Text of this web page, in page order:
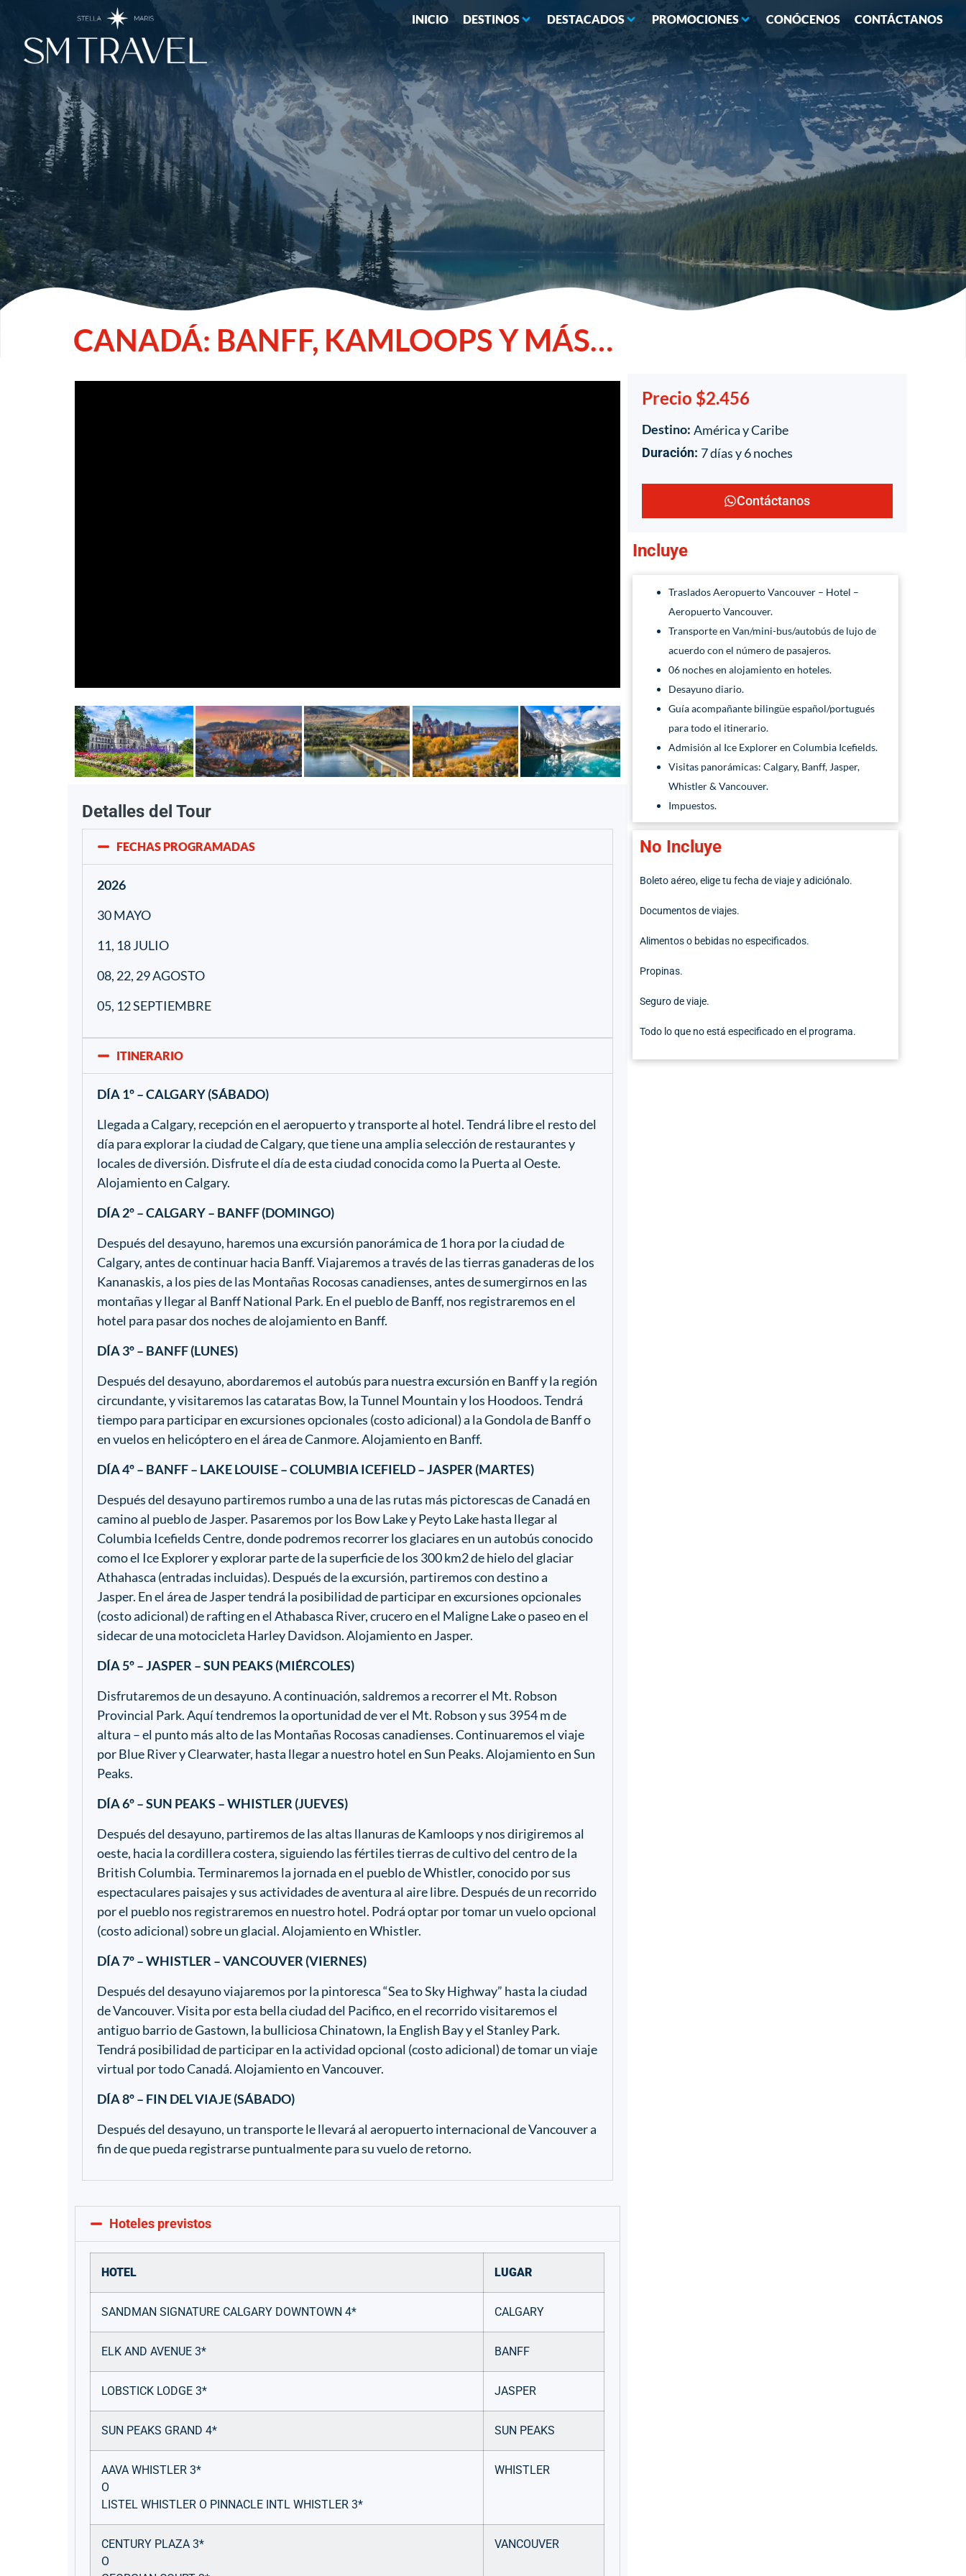
INICIO DESTINOS DESTACADOS PROMOCIONES CONÓCENOS CONTÁCTANOS
CANADÁ: BANFF, KAMLOOPS Y MÁS…
Detalles del Tour
FECHAS PROGRAMADAS
2026
30 MAYO
11, 18 JULIO
08, 22, 29 AGOSTO
05, 12 SEPTIEMBRE
ITINERARIO
DÍA 1º – CALGARY (SÁBADO)
Llegada a Calgary, recepción en el aeropuerto y transporte al hotel. Tendrá libre el resto del
día para explorar la ciudad de Calgary, que tiene una amplia selección de restaurantes y
locales de diversión. Disfrute el día de esta ciudad conocida como la Puerta al Oeste.
Alojamiento en Calgary.
DÍA 2º – CALGARY – BANFF (DOMINGO)
Después del desayuno, haremos una excursión panorámica de 1 hora por la ciudad de
Calgary, antes de continuar hacia Banff. Viajaremos a través de las tierras ganaderas de los
Kananaskis, a los pies de las Montañas Rocosas canadienses, antes de sumergirnos en las
montañas y llegar al Banff National Park. En el pueblo de Banff, nos registraremos en el
hotel para pasar dos noches de alojamiento en Banff.
DÍA 3º – BANFF (LUNES)
Después del desayuno, abordaremos el autobús para nuestra excursión en Banff y la región
circundante, y visitaremos las cataratas Bow, la Tunnel Mountain y los Hoodoos. Tendrá
tiempo para participar en excursiones opcionales (costo adicional) a la Gondola de Banff o
en vuelos en helicóptero en el área de Canmore. Alojamiento en Banff.
DÍA 4º – BANFF – LAKE LOUISE – COLUMBIA ICEFIELD – JASPER (MARTES)
Después del desayuno partiremos rumbo a una de las rutas más pictorescas de Canadá en
camino al pueblo de Jasper. Pasaremos por los Bow Lake y Peyto Lake hasta llegar al
Columbia Icefields Centre, donde podremos recorrer los glaciares en un autobús conocido
como el Ice Explorer y explorar parte de la superficie de los 300 km2 de hielo del glaciar
Athahasca (entradas incluidas). Después de la excursión, partiremos con destino a
Jasper. En el área de Jasper tendrá la posibilidad de participar en excursiones opcionales
(costo adicional) de rafting en el Athabasca River, crucero en el Maligne Lake o paseo en el
sidecar de una motocicleta Harley Davidson. Alojamiento en Jasper.
DÍA 5º – JASPER – SUN PEAKS (MIÉRCOLES)
Disfrutaremos de un desayuno. A continuación, saldremos a recorrer el Mt. Robson
Provincial Park. Aquí tendremos la oportunidad de ver el Mt. Robson y sus 3954 m de
altura – el punto más alto de las Montañas Rocosas canadienses. Continuaremos el viaje
por Blue River y Clearwater, hasta llegar a nuestro hotel en Sun Peaks. Alojamiento en Sun
Peaks.
DÍA 6º – SUN PEAKS – WHISTLER (JUEVES)
Después del desayuno, partiremos de las altas llanuras de Kamloops y nos dirigiremos al
oeste, hacia la cordillera costera, siguiendo las fértiles tierras de cultivo del centro de la
British Columbia. Terminaremos la jornada en el pueblo de Whistler, conocido por sus
espectaculares paisajes y sus actividades de aventura al aire libre. Después de un recorrido
por el pueblo nos registraremos en nuestro hotel. Podrá optar por tomar un vuelo opcional
(costo adicional) sobre un glacial. Alojamiento en Whistler.
DÍA 7º – WHISTLER – VANCOUVER (VIERNES)
Después del desayuno viajaremos por la pintoresca “Sea to Sky Highway” hasta la ciudad
de Vancouver. Visita por esta bella ciudad del Pacifico, en el recorrido visitaremos el
antiguo barrio de Gastown, la bulliciosa Chinatown, la English Bay y el Stanley Park.
Tendrá posibilidad de participar en la actividad opcional (costo adicional) de tomar un viaje
virtual por todo Canadá. Alojamiento en Vancouver.
DÍA 8º – FIN DEL VIAJE (SÁBADO)
Después del desayuno, un transporte le llevará al aeropuerto internacional de Vancouver a
fin de que pueda registrarse puntualmente para su vuelo de retorno.
Hoteles previstos
HOTEL LUGAR
SANDMAN SIGNATURE CALGARY DOWNTOWN 4* CALGARY
ELK AND AVENUE 3* BANFF
LOBSTICK LODGE 3* JASPER
SUN PEAKS GRAND 4* SUN PEAKS
AAVA WHISTLER 3*
O
LISTEL WHISTLER O PINNACLE INTL WHISTLER 3*
WHISTLER
CENTURY PLAZA 3*
O
VANCOUVER
Precio $2.456
Destino: América y Caribe
Duración: 7 días y 6 noches
Contáctanos
Incluye
Traslados Aeropuerto Vancouver – Hotel –
Aeropuerto Vancouver.
Transporte en Van/mini-bus/autobús de lujo de
acuerdo con el número de pasajeros.
06 noches en alojamiento en hoteles.
Desayuno diario.
Guía acompañante bilingüe español/portugués
para todo el itinerario.
Admisión al Ice Explorer en Columbia Icefields.
Visitas panorámicas: Calgary, Banff, Jasper,
Whistler & Vancouver.
Impuestos.
No Incluye
Boleto aéreo, elige tu fecha de viaje y adiciónalo.
Documentos de viajes.
Alimentos o bebidas no especificados.
Propinas.
Seguro de viaje.
Todo lo que no está especificado en el programa.